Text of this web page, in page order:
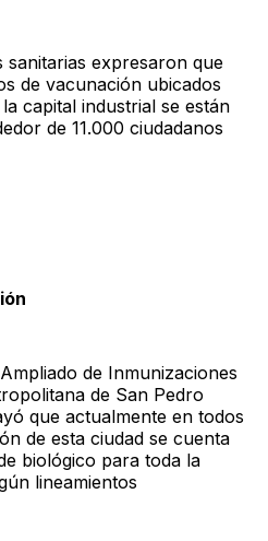
sanitarias expresaron que
de vacunación ubicados
capital industrial se están
de 11.000 ciudadanos
de Inmunizaciones
de San Pedro
que actualmente en todos
de esta ciudad se cuenta
biológico para toda la
lineamientos